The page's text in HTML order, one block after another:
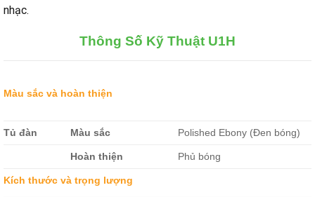
nhạc.
Thông Số Kỹ Thuật U1H
Màu sắc và hoàn thiện
Tủ đàn Màu sắc Polished Ebony (Đen bóng)
Hoàn thiện Phủ bóng
Kích thước và trọng lượng